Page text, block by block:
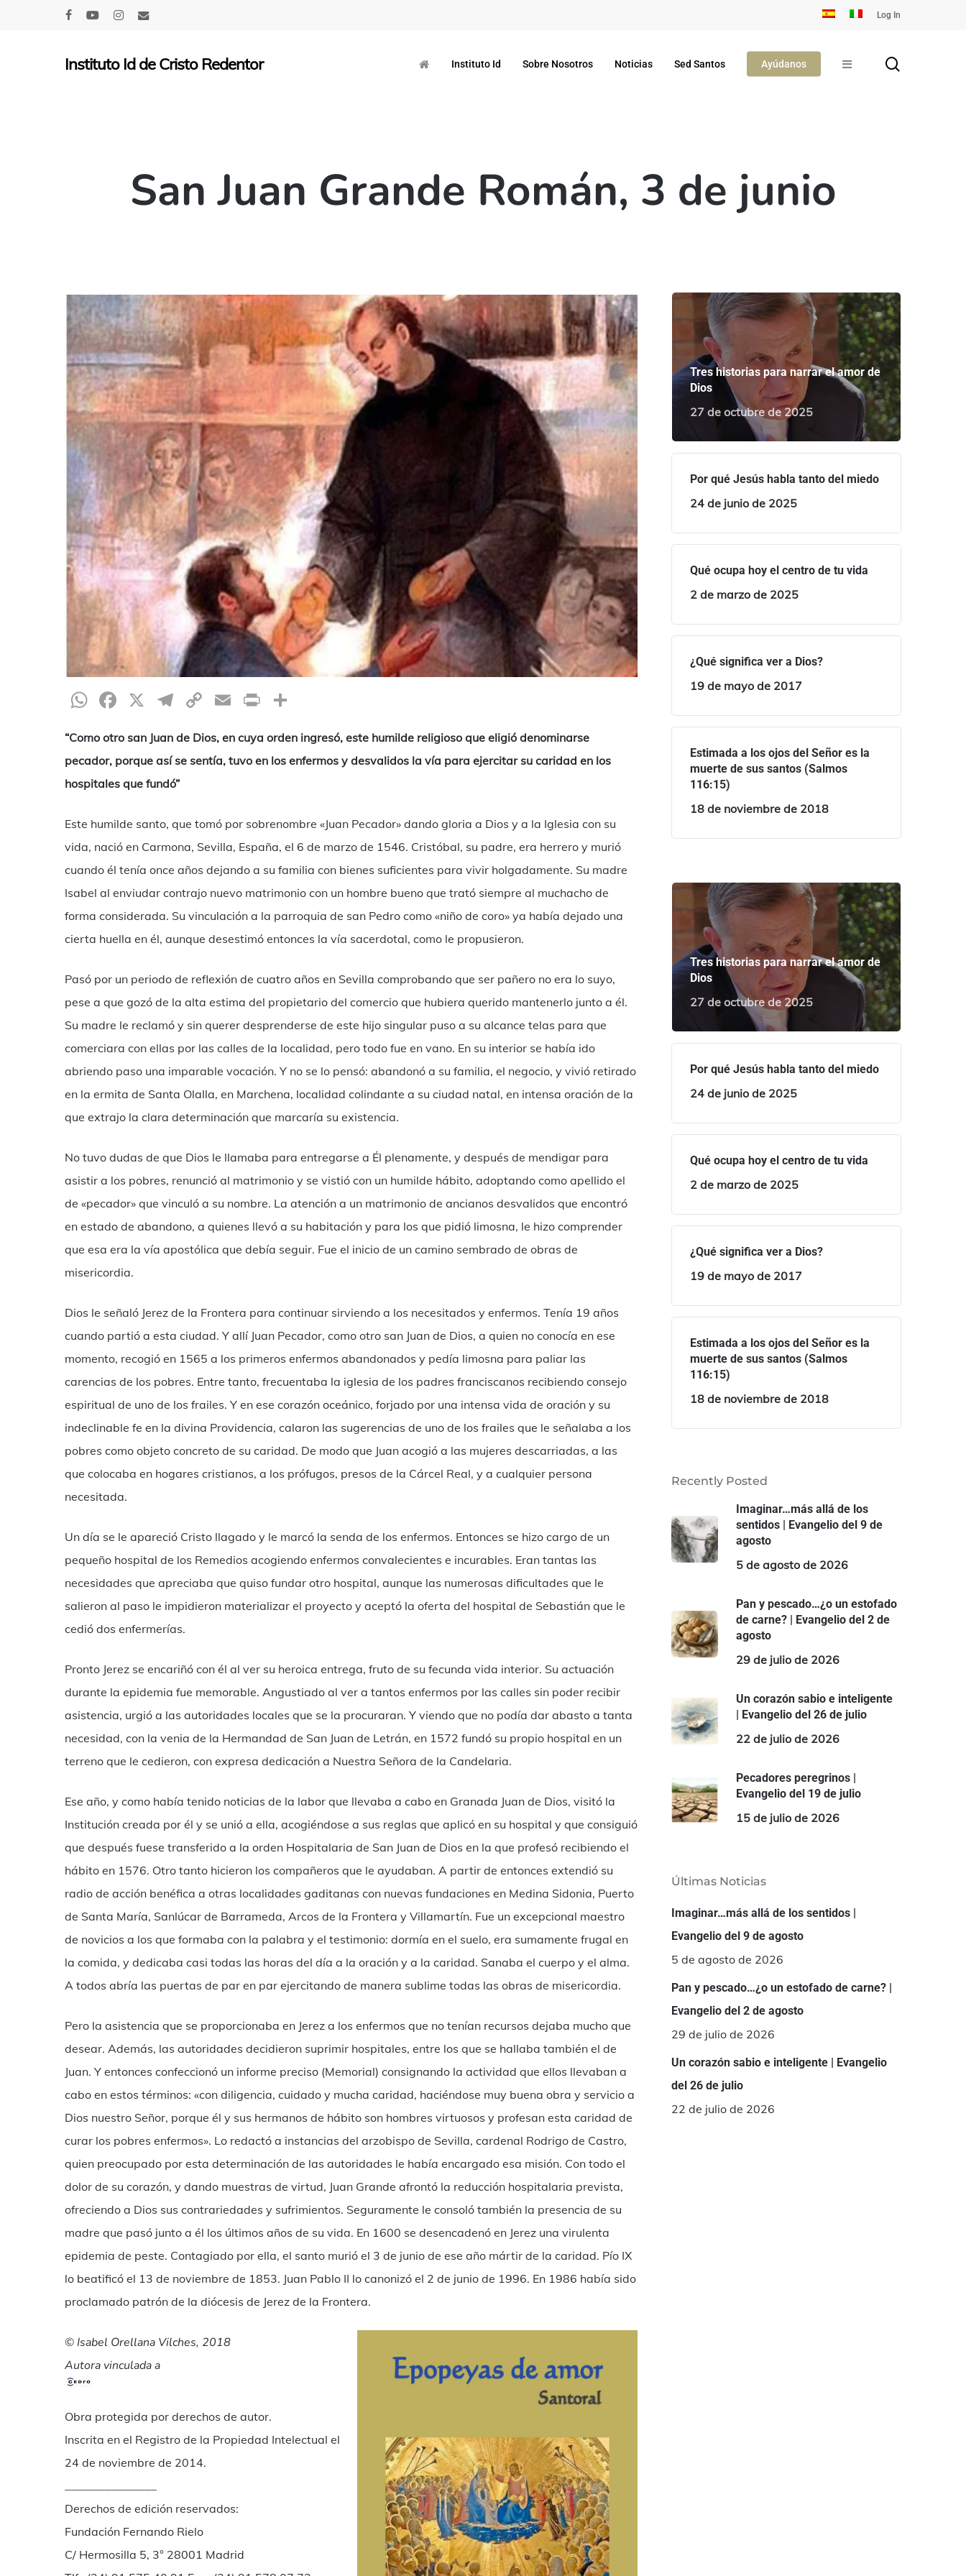
Log In
Hit enter to search or ESC to close
Instituto Id de Cristo Redentor Instituto Id Sobre Nosotros Noticias Sed Santos Ayúdanos
San Juan Grande Román, 3 de junio
WhatsApp
Facebook
X Telegram
CopyEmailPrint
“Como otro san Juan de Dios, en cuya orden ingresó, este humilde religioso que eligió denominarse
pecador, porque así se sentía, tuvo en los enfermos y desvalidos la vía para ejercitar su caridad en los
hospitales que fundó”
Este humilde santo, que tomó por sobrenombre «Juan Pecador» dando gloria a Dios y a la Iglesia con su
vida, nació en Carmona, Sevilla, España, el 6 de marzo de 1546. Cristóbal, su padre, era herrero y murió
cuando él tenía once años dejando a su familia con bienes suficientes para vivir holgadamente. Su madre
Isabel al enviudar contrajo nuevo matrimonio con un hombre bueno que trató siempre al muchacho de
forma considerada. Su vinculación a la parroquia de san Pedro como «niño de coro» ya había dejado una
cierta huella en él, aunque desestimó entonces la vía sacerdotal, como le propusieron.
Pasó por un periodo de reflexión de cuatro años en Sevilla comprobando que ser pañero no era lo suyo,
pese a que gozó de la alta estima del propietario del comercio que hubiera querido mantenerlo junto a él.
Su madre le reclamó y sin querer desprenderse de este hijo singular puso a su alcance telas para que
comerciara con ellas por las calles de la localidad, pero todo fue en vano. En su interior se había ido
abriendo paso una imparable vocación. Y no se lo pensó: abandonó a su familia, el negocio, y vivió retirado
en la ermita de Santa Olalla, en Marchena, localidad colindante a su ciudad natal, en intensa oración de la
que extrajo la clara determinación que marcaría su existencia.
No tuvo dudas de que Dios le llamaba para entregarse a Él plenamente, y después de mendigar para
asistir a los pobres, renunció al matrimonio y se vistió con un humilde hábito, adoptando como apellido el
de «pecador» que vinculó a su nombre. La atención a un matrimonio de ancianos desvalidos que encontró
en estado de abandono, a quienes llevó a su habitación y para los que pidió limosna, le hizo comprender
que esa era la vía apostólica que debía seguir. Fue el inicio de un camino sembrado de obras de
misericordia.
Dios le señaló Jerez de la Frontera para continuar sirviendo a los necesitados y enfermos. Tenía 19 años
cuando partió a esta ciudad. Y allí Juan Pecador, como otro san Juan de Dios, a quien no conocía en ese
momento, recogió en 1565 a los primeros enfermos abandonados y pedía limosna para paliar las
carencias de los pobres. Entre tanto, frecuentaba la iglesia de los padres franciscanos recibiendo consejo
espiritual de uno de los frailes. Y en ese corazón oceánico, forjado por una intensa vida de oración y su
indeclinable fe en la divina Providencia, calaron las sugerencias de uno de los frailes que le señalaba a los
pobres como objeto concreto de su caridad. De modo que Juan acogió a las mujeres descarriadas, a las
que colocaba en hogares cristianos, a los prófugos, presos de la Cárcel Real, y a cualquier persona
necesitada.
Un día se le apareció Cristo llagado y le marcó la senda de los enfermos. Entonces se hizo cargo de un
pequeño hospital de los Remedios acogiendo enfermos convalecientes e incurables. Eran tantas las
necesidades que apreciaba que quiso fundar otro hospital, aunque las numerosas dificultades que le
salieron al paso le impidieron materializar el proyecto y aceptó la oferta del hospital de Sebastián que le
cedió dos enfermerías.
Pronto Jerez se encariñó con él al ver su heroica entrega, fruto de su fecunda vida interior. Su actuación
durante la epidemia fue memorable. Angustiado al ver a tantos enfermos por las calles sin poder recibir
asistencia, urgió a las autoridades locales que se la procuraran. Y viendo que no podía dar abasto a tanta
necesidad, con la venia de la Hermandad de San Juan de Letrán, en 1572 fundó su propio hospital en un
terreno que le cedieron, con expresa dedicación a Nuestra Señora de la Candelaria.
Ese año, y como había tenido noticias de la labor que llevaba a cabo en Granada Juan de Dios, visitó la
Institución creada por él y se unió a ella, acogiéndose a sus reglas que aplicó en su hospital y que consiguió
que después fuese transferido a la orden Hospitalaria de San Juan de Dios en la que profesó recibiendo el
hábito en 1576. Otro tanto hicieron los compañeros que le ayudaban. A partir de entonces extendió su
radio de acción benéfica a otras localidades gaditanas con nuevas fundaciones en Medina Sidonia, Puerto
de Santa María, Sanlúcar de Barrameda, Arcos de la Frontera y Villamartín. Fue un excepcional maestro
de novicios a los que formaba con la palabra y el testimonio: dormía en el suelo, era sumamente frugal en
la comida, y dedicaba casi todas las horas del día a la oración y a la caridad. Sanaba el cuerpo y el alma.
A todos abría las puertas de par en par ejercitando de manera sublime todas las obras de misericordia.
Pero la asistencia que se proporcionaba en Jerez a los enfermos que no tenían recursos dejaba mucho que
desear. Además, las autoridades decidieron suprimir hospitales, entre los que se hallaba también el de
Juan. Y entonces confeccionó un informe preciso (Memorial) consignando la actividad que ellos llevaban a
cabo en estos términos: «con diligencia, cuidado y mucha caridad, haciéndose muy buena obra y servicio a
Dios nuestro Señor, porque él y sus hermanos de hábito son hombres virtuosos y profesan esta caridad de
curar los pobres enfermos». Lo redactó a instancias del arzobispo de Sevilla, cardenal Rodrigo de Castro,
quien preocupado por esta determinación de las autoridades le había encargado esa misión. Con todo el
dolor de su corazón, y dando muestras de virtud, Juan Grande afrontó la reducción hospitalaria prevista,
ofreciendo a Dios sus contrariedades y sufrimientos. Seguramente le consoló también la presencia de su
madre que pasó junto a él los últimos años de su vida. En 1600 se desencadenó en Jerez una virulenta
epidemia de peste. Contagiado por ella, el santo murió el 3 de junio de ese año mártir de la caridad. Pío IX
lo beatificó el 13 de noviembre de 1853. Juan Pablo II lo canonizó el 2 de junio de 1996. En 1986 había sido
proclamado patrón de la diócesis de Jerez de la Frontera.
© Isabel Orellana Vilches, 2018
Autora vinculada a
Obra protegida por derechos de autor.
Inscrita en el Registro de la Propiedad Intelectual el
24 de noviembre de 2014.
Derechos de edición reservados:
Fundación Fernando Rielo
C/ Hermosilla 5, 3° 28001 Madrid
Tres historias para narrar el amor de
Dios
27 de octubre de 2025
Por qué Jesús habla tanto del miedo
24 de junio de 2025
Qué ocupa hoy el centro de tu vida
2 de marzo de 2025
¿Qué significa ver a Dios?
19 de mayo de 2017
Estimada a los ojos del Señor es la
muerte de sus santos (Salmos
116:15)
18 de noviembre de 2018
Tres historias para narrar el amor de
Dios
27 de octubre de 2025
Por qué Jesús habla tanto del miedo
24 de junio de 2025
Qué ocupa hoy el centro de tu vida
2 de marzo de 2025
¿Qué significa ver a Dios?
19 de mayo de 2017
Estimada a los ojos del Señor es la
muerte de sus santos (Salmos
116:15)
18 de noviembre de 2018
Recently Posted
Imaginar…más allá de los
sentidos | Evangelio del 9 de
agosto
5 de agosto de 2026
Pan y pescado…¿o un estofado
de carne? | Evangelio del 2 de
agosto
29 de julio de 2026
Un corazón sabio e inteligente
| Evangelio del 26 de julio
22 de julio de 2026
Pecadores peregrinos |
Evangelio del 19 de julio
15 de julio de 2026
Últimas Noticias
Imaginar…más allá de los sentidos |
Evangelio del 9 de agosto
5 de agosto de 2026
Pan y pescado…¿o un estofado de carne? |
Evangelio del 2 de agosto
29 de julio de 2026
Un corazón sabio e inteligente | Evangelio
del 26 de julio
22 de julio de 2026